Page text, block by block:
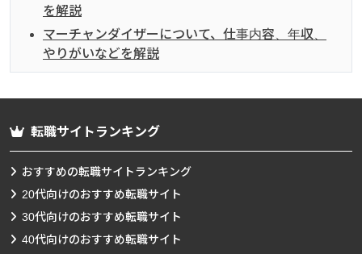
を解説
マーチャンダイザーについて、仕事内容、年収、
やりがいなどを解説
転職サイトランキング
おすすめの転職サイトランキング
20代向けのおすすめ転職サイト
30代向けのおすすめ転職サイト
40代向けのおすすめ転職サイト